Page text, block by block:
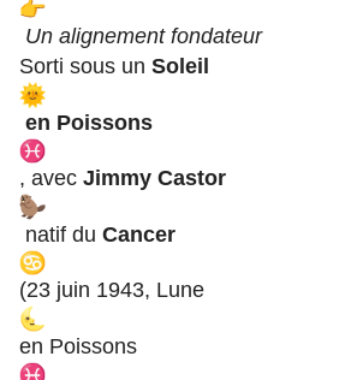
Un alignement fondateur
Sorti sous un Soleil
en Poissons
, avec Jimmy Castor
natif du Cancer
(23 juin 1943, Lune
en Poissons